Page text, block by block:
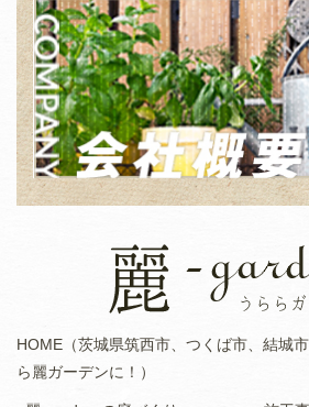
HOME（茨城県筑西市、つくば市、結城
ら麗ガーデンに！）